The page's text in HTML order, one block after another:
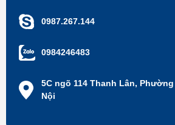
0987.267.144
0984246483
5C ngõ 114 Thanh Lân,
Nội